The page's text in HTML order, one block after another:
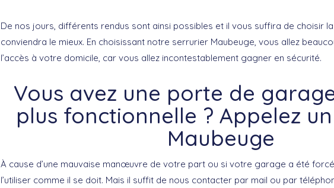
De nos jours, différents rendus sont ainsi possibles et il vous suffira de choisir
conviendra le mieux. En choisissant notre serrurier Maubeuge, vous allez
l’accès à votre domicile, car vous allez incontestablement gagner en sécurité.
Vous avez une porte de
plus fonctionnelle ? Appelez
Maubeuge
À cause d’une mauvaise manœuvre de votre part ou si votre garage a été
l’utiliser comme il se doit. Mais il suffit de nous contacter par mail ou par